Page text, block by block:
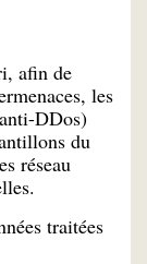
afin de
les
DDos)
du
réseau
traitées